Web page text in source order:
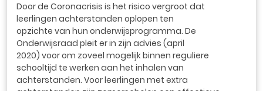
Door de Coronacrisis is het risico vergroot dat
leerlingen achterstanden oplopen ten
opzichte van hun onderwijsprogramma. De
Onderwijsraad pleit er in zijn advies (april
2020) voor om zoveel mogelijk binnen reguliere
schooltijd te werken aan het inhalen van
achterstanden. Voor leerlingen met extra